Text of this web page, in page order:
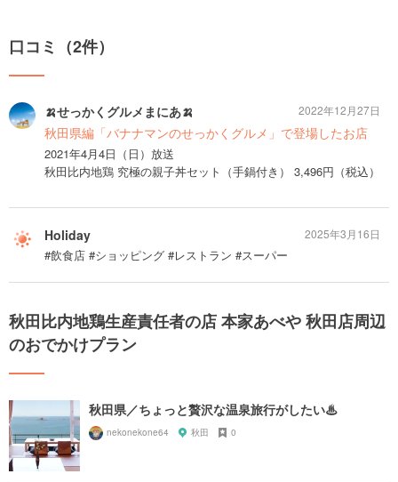
口コミ（2件）
🍌せっかくグルメまにあ🍌
秋田県編「バナナマンのせっかくグルメ」で登場したお店
2021年4月4日（日）放送
秋田比内地鶏 究極の親子丼セット（手鍋付き） 3,496円（税込）
2022年12月27日
Holiday
#飲食店 #ショッピング #レストラン #スーパー
2025年3月16日
秋田比内地鶏生産責任者の店 本家あべや 秋田店周辺
のおでかけプラン
秋田県／ちょっと贅沢な温泉旅行がしたい♨︎
nekonekone64 秋田 0